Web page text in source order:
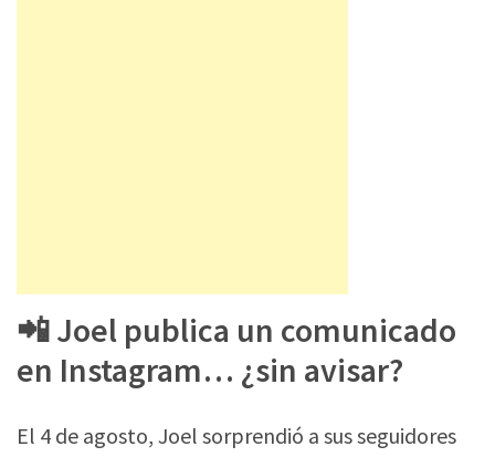
📲 Joel publica un comunicado
en Instagram… ¿sin avisar?
El 4 de agosto, Joel sorprendió a sus seguidores